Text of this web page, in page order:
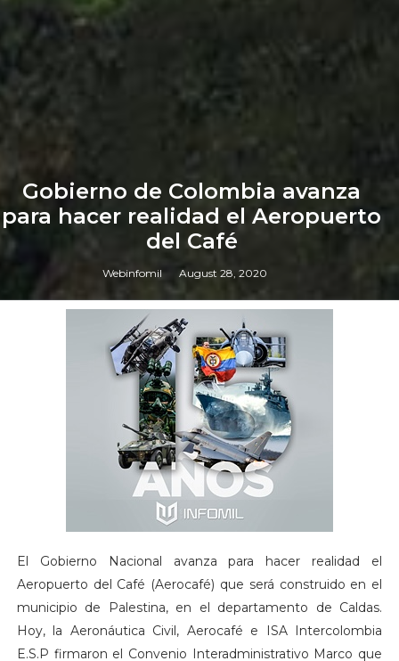
Gobierno de Colombia avanza
para hacer realidad el Aeropuerto
del Café
Webinfomil August 28, 2020
El Gobierno Nacional avanza para hacer realidad el
Aeropuerto del Café (Aerocafé) que será construido en el
municipio de Palestina, en el departamento de Caldas.
Hoy, la Aeronáutica Civil, Aerocafé e ISA Intercolombia
E.S.P firmaron el Convenio Interadministrativo Marco que